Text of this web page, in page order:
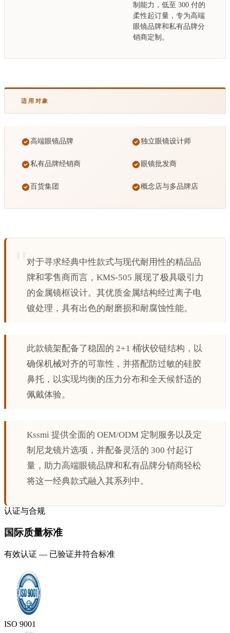
制能力，低至 300 付的
柔性起订量，专为高端
眼镜品牌和私有品牌分
销商定制。
适用对象
高端眼镜品牌 独立眼镜设计师
私有品牌经销商 眼镜批发商
百货集团 概念店与多品牌店
对于寻求经典中性款式与现代耐用性的精品品
牌和零售商而言，KMS-505 展现了极具吸引力
的金属镜框设计。其优质金属结构经过离子电
镀处理，具有出色的耐磨损和耐腐蚀性能。
此款镜架配备了稳固的 2+1 桶状铰链结构，以
确保机械对齐的可靠性，并搭配防过敏的硅胶
鼻托，以实现均衡的压力分布和全天候舒适的
佩戴体验。
Kssmi 提供全面的 OEM/ODM 定制服务以及定
制尼龙镜片选项，并配备灵活的 300 付起订
量，助力高端眼镜品牌和私有品牌分销商轻松
将这一经典款式融入其系列中。
认证与合规
国际质量标准
有效认证 — 已验证并符合标准
ISO 9001